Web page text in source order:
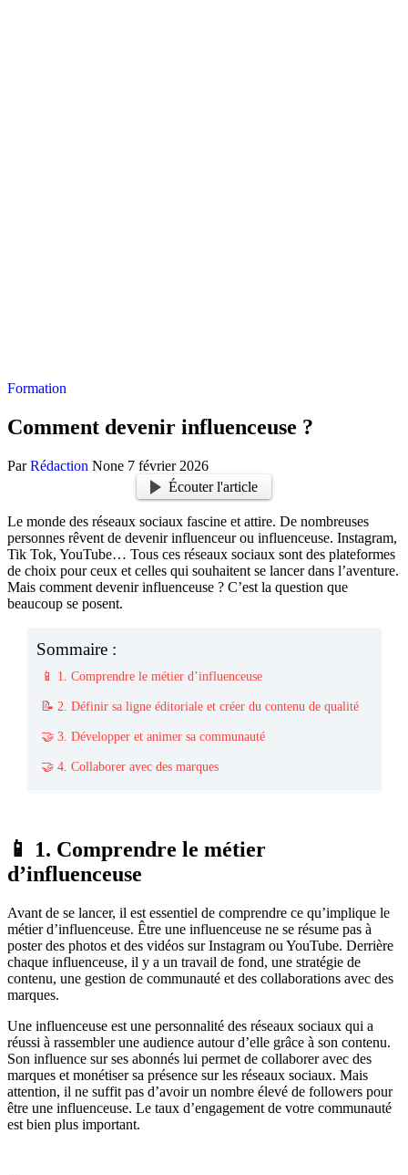
Formation
Comment devenir influenceuse ?
Par Rédaction None 7 février 2026
Écouter l'article
Le monde des réseaux sociaux fascine et attire. De nombreuses
personnes rêvent de devenir influenceur ou influenceuse. Instagram,
Tik Tok, YouTube… Tous ces réseaux sociaux sont des plateformes
de choix pour ceux et celles qui souhaitent se lancer dans l’aventure.
Mais comment devenir influenceuse ? C’est la question que
beaucoup se posent.
Sommaire :
📱 1. Comprendre le métier d’influenceuse
📝 2. Définir sa ligne éditoriale et créer du contenu de qualité
🤝 3. Développer et animer sa communauté
🤝 4. Collaborer avec des marques
📱 1. Comprendre le métier
d’influenceuse
Avant de se lancer, il est essentiel de comprendre ce qu’implique le
métier d’influenceuse. Être une influenceuse ne se résume pas à
poster des photos et des vidéos sur Instagram ou YouTube. Derrière
chaque influenceuse, il y a un travail de fond, une stratégie de
contenu, une gestion de communauté et des collaborations avec des
marques.
Une influenceuse est une personnalité des réseaux sociaux qui a
réussi à rassembler une audience autour d’elle grâce à son contenu.
Son influence sur ses abonnés lui permet de collaborer avec des
marques et monétiser sa présence sur les réseaux sociaux. Mais
attention, il ne suffit pas d’avoir un nombre élevé de followers pour
être une influenceuse. Le taux d’engagement de votre communauté
est bien plus important.